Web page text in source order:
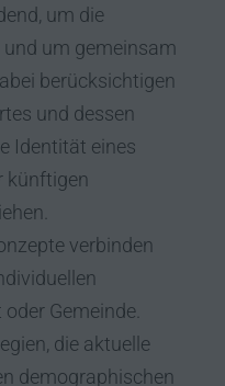
um die
um gemeinsam
berücksichtigen
und dessen
Identität eines
künftigen
verbinden
Gemeinde.
die aktuelle
demographischen